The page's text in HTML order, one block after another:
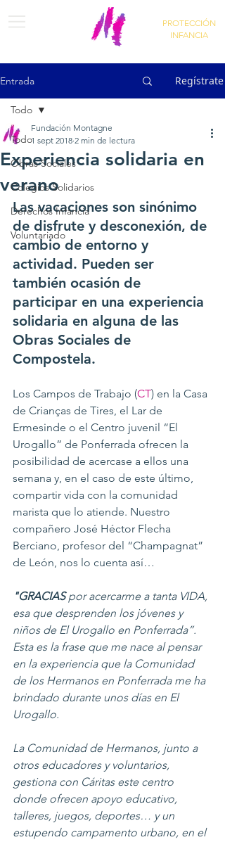
PROTECCIÓN
INFANCIA
Entrada Regístrate
Todo
Obras Sociales
Colegios Solidarios
Derechos Infancia
Voluntariado
Todo
Experiencia solidaria en
verano
Fundación Montagne
1 sept 2018 2 min de lectura
Las vacaciones son sinónimo
de disfrute y desconexión, de
cambio de entorno y
actividad. Pueden ser
también ocasión de
participar en una experiencia
solidaria en alguna de las
Obras Sociales de
Compostela.
Los Campos de Trabajo (CT) en la Casa
de Crianças de Tires, el Lar de
Ermesinde o el Centro juvenil “El
Urogallo” de Ponferrada ofrecen la
posibilidad de acercase a ellos una
semana y, en el caso de este último,
compartir vida con la comunidad
marista que lo atiende. Nuestro
compañero José Héctor Flecha
Berciano, profesor del “Champagnat”
de León, nos lo cuenta así…
"GRACIAS por acercarme a tanta VIDA,
esa que desprenden los jóvenes y
niños de El Urogallo en Ponferrada”.
Esta es la frase que me nace al pensar
en la experiencia que la Comunidad
de los Hermanos en Ponferrada me ha
brindado durante unos días en El
Urogallo.
La Comunidad de Hermanos, junto a
otros educadores y voluntarios,
gestiona con Cáritas este centro
donde ofrecen apoyo educativo,
talleres, juegos, deportes… y un
estupendo campamento urbano, en el